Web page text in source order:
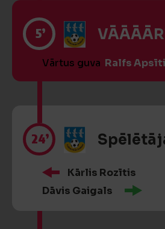
5’
Vārtus guva Ralfs
24’
Kārlis Rozītis
Dāvis Gaigals